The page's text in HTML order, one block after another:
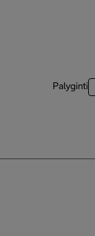
Palyginti